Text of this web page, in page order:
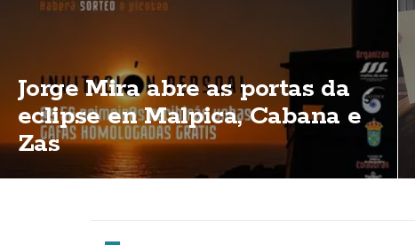
Jorge Mira abre as portas da
eclipse en Malpica, Cabana e
Zas